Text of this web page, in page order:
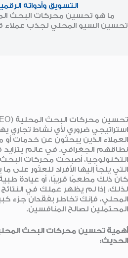
التسويق وأدواته
ما هو تحسين محركات البحث
تحسين السيو المحلي لجذب عملاء
استراتيجي ضروري لأي نشاط تجاري
العملاء الذين يبحثون عن خدمات
نطاقهم الجغرافي. في عالم يتزايد
التكنولوجيا، أصبحت محركات البحث
التي يلجأ إليها الأفراد للعثور على
كان ذلك مطعمًا قريبًا، أو عيادة
لذلك، إذا لم يظهر عملك في النتائج
المحلي، فإنك تخاطر بفقدان جزء
المحتملين لصالح المنافسين.
أهمية تحسين محركات البحث
الحديث: